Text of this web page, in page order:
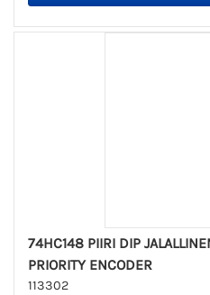
74HC148 PIIRI DIP
PRIORITY ENCODER
113302